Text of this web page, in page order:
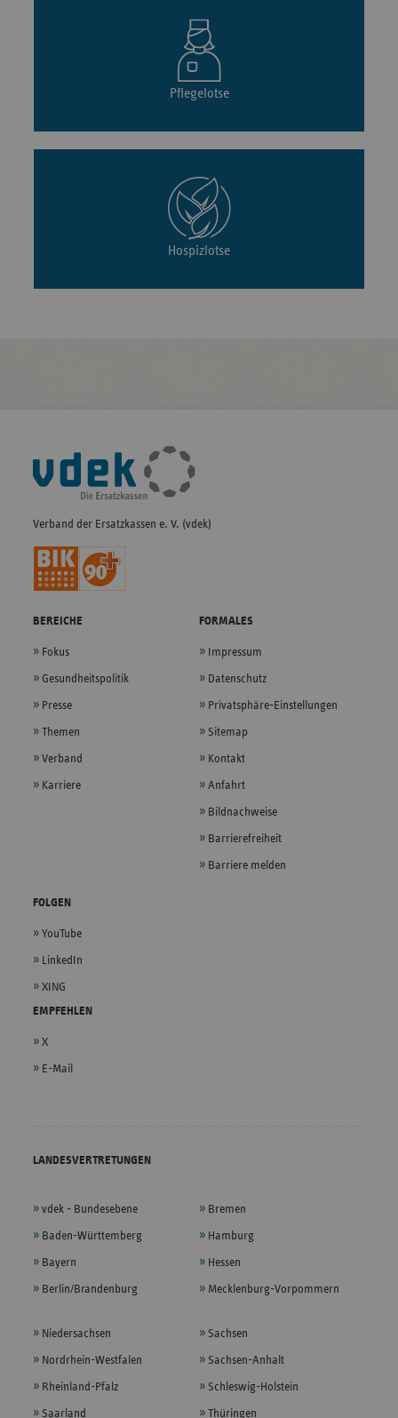
Pflegelotse
Hospizlotse
Fußleisten-
Navigation
Verband der Ersatzkassen e. V. (vdek)
BEREICHE
Fokus
Gesundheitspolitik
Presse
Themen
Verband
Karriere
FORMALES
Impressum
Datenschutz
Privatsphäre-Einstellungen
Sitemap
Kontakt
Anfahrt
Bildnachweise
Barrierefreiheit
Barriere melden
FOLGEN
YouTube
LinkedIn
XING
EMPFEHLEN
X
E-Mail
LANDESVERTRETUNGEN
vdek - Bundesebene
Baden-Württemberg
Bayern
Berlin/Brandenburg
Bremen
Hamburg
Hessen
Mecklenburg-Vorpommern
Niedersachsen
Nordrhein-Westfalen
Rheinland-Pfalz
Saarland
Sachsen
Sachsen-Anhalt
Schleswig-Holstein
Thüringen